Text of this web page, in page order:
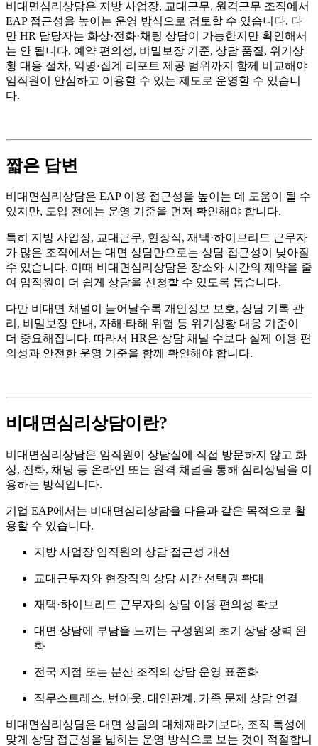
비대면심리상담은 지방 사업장, 교대근무, 원격근무 조직에서
EAP 접근성을 높이는 운영 방식으로 검토할 수 있습니다. 다
만 HR 담당자는 화상·전화·채팅 상담이 가능한지만 확인해서
는 안 됩니다. 예약 편의성, 비밀보장 기준, 상담 품질, 위기상
황 대응 절차, 익명·집계 리포트 제공 범위까지 함께 비교해야
임직원이 안심하고 이용할 수 있는 제도로 운영할 수 있습니
다.
짧은 답변
비대면심리상담은 EAP 이용 접근성을 높이는 데 도움이 될 수
있지만, 도입 전에는 운영 기준을 먼저 확인해야 합니다.
특히 지방 사업장, 교대근무, 현장직, 재택·하이브리드 근무자
가 많은 조직에서는 대면 상담만으로는 상담 접근성이 낮아질
수 있습니다. 이때 비대면심리상담은 장소와 시간의 제약을 줄
여 임직원이 더 쉽게 상담을 신청할 수 있도록 돕습니다.
다만 비대면 채널이 늘어날수록 개인정보 보호, 상담 기록 관
리, 비밀보장 안내, 자해·타해 위험 등 위기상황 대응 기준이
더 중요해집니다. 따라서 HR은 상담 채널 수보다 실제 이용 편
의성과 안전한 운영 기준을 함께 확인해야 합니다.
비대면심리상담이란?
비대면심리상담은 임직원이 상담실에 직접 방문하지 않고 화
상, 전화, 채팅 등 온라인 또는 원격 채널을 통해 심리상담을 이
용하는 방식입니다.
기업 EAP에서는 비대면심리상담을 다음과 같은 목적으로 활
용할 수 있습니다.
지방 사업장 임직원의 상담 접근성 개선
교대근무자와 현장직의 상담 시간 선택권 확대
재택·하이브리드 근무자의 상담 이용 편의성 확보
대면 상담에 부담을 느끼는 구성원의 초기 상담 장벽 완
화
전국 지점 또는 분산 조직의 상담 운영 표준화
직무스트레스, 번아웃, 대인관계, 가족 문제 상담 연결
비대면심리상담은 대면 상담의 대체재라기보다, 조직 특성에
맞게 상담 접근성을 넓히는 운영 방식으로 보는 것이 적절합니